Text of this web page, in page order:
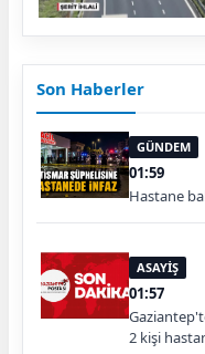
Son Haberler
GÜNDEM
01:59
Hastane
ASAYİŞ
01:57
2 kişi